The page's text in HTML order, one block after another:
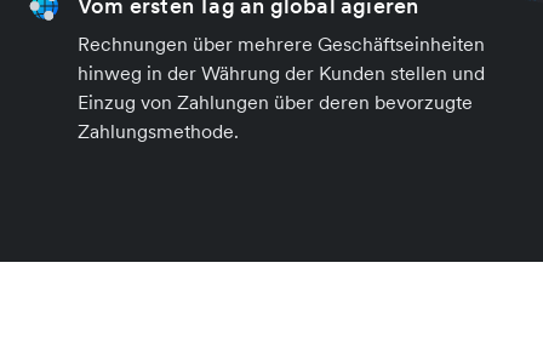
Rechnungen über mehrere Geschäftseinheiten
hinweg in der Währung der Kunden stellen und
Einzug von Zahlungen über deren bevorzugte
Zahlungsmethode.